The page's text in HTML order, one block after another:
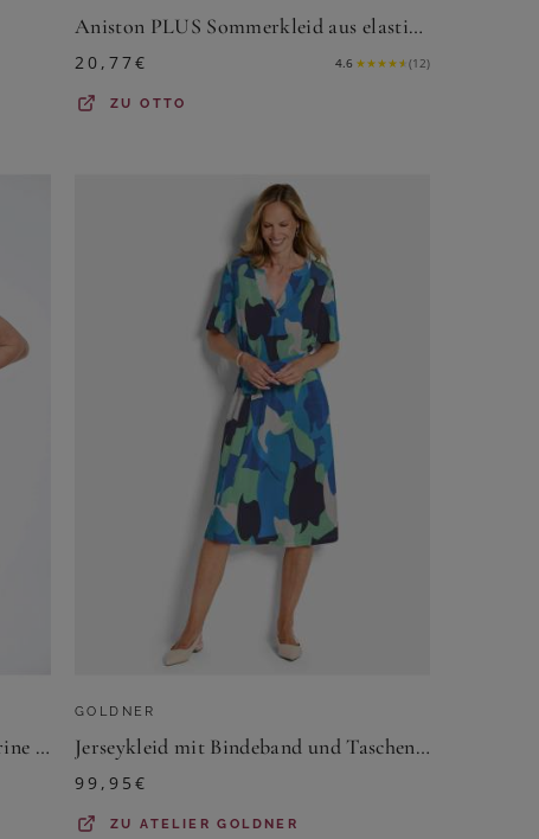
Aniston PLUS Sommerkleid aus elastischer Jersey-Qualität
20,77€ 4.6 ★★★★★ (12)
ZUOTTO
Kleid mit U-Boot-Ausschnitt - marine / weiß / gemustert - Gr. 23 von Goldner Fashion
GOLDNER
Jerseykleid mit Bindeband und Taschen - blau / grün / gemustert - Gr. 24 von Goldner Fashion
99,95€
ZUATELIER GOLDNER